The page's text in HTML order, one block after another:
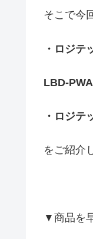
そこで今
・ロジテ
LBD-
・ロジテ
をご紹介
▼商品を